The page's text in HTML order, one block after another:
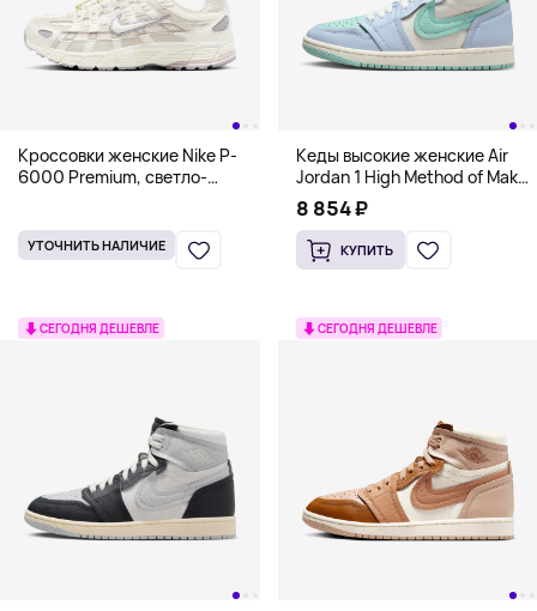
Кроссовки женские Nike P-
6000 Premium, светло-
УТОЧНИТЬ НАЛИЧИЕ
Кеды высокие женские Air
Jordan 1 High Method of Make,
небесно-голубой
8 854 ₽
КУПИТЬ
СЕГОДНЯ ДЕШЕВЛЕ СЕГОДНЯ ДЕШЕВЛЕ